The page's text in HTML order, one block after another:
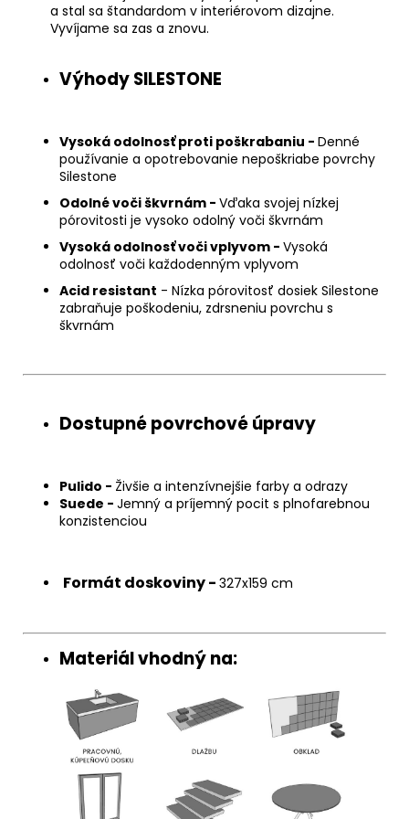
a stal sa štandardom v interiérovom dizajne.
Vyvíjame sa zas a znovu.
Výhody SILESTONE
Vysoká odolnosť proti poškrabaniu - Denné
používanie a opotrebovanie nepoškriabe povrchy
Silestone
Odolné voči škvrnám - Vďaka svojej nízkej
pórovitosti je vysoko odolný voči škvrnám
Vysoká odolnosť voči vplyvom - Vysoká
odolnosť voči každodenným vplyvom
Acid resistant - Nízka pórovitosť dosiek Silestone
zabraňuje poškodeniu, zdrsneniu povrchu s
škvrnám
Dostupné povrchové úpravy
Pulido - Živšie a intenzívnejšie farby a odrazy
Suede - Jemný a príjemný pocit s plnofarebnou
konzistenciou
Formát doskoviny - 327x159 cm
Materiál vhodný na: